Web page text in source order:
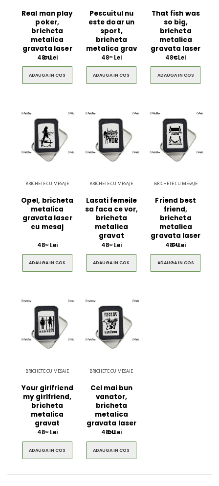
Real man play
poker,
bricheta
metalica
gravata laser
cu
4800Lei
ADAUGA IN COS
Pescuitul nu
este doar un
sport,
bricheta
metalica grav
4800Lei
ADAUGA IN COS
That fish was
so big,
bricheta
metalica
gravata laser
c
4800Lei
ADAUGA IN COS
BRICHETE CU MESAJE
Opel, bricheta
metalica
gravata laser
cu mesaj
4800Lei
ADAUGA IN COS
BRICHETE CU MESAJE
Lasati femeile
sa faca ce vor,
bricheta
metalica
gravat
4800Lei
ADAUGA IN COS
BRICHETE CU MESAJE
Friend best
friend,
bricheta
metalica
gravata laser
cu
4800Lei
ADAUGA IN COS
BRICHETE CU MESAJE
Your girlfriend
my girlfriend,
bricheta
metalica
gravat
4800Lei
ADAUGA IN COS
BRICHETE CU MESAJE
Cel mai bun
vanator,
bricheta
metalica
gravata laser
cu
4800Lei
ADAUGA IN COS